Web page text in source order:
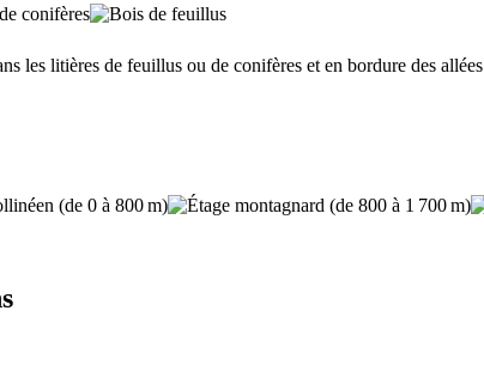
les litières de feuillus ou de conifères et en bordure des